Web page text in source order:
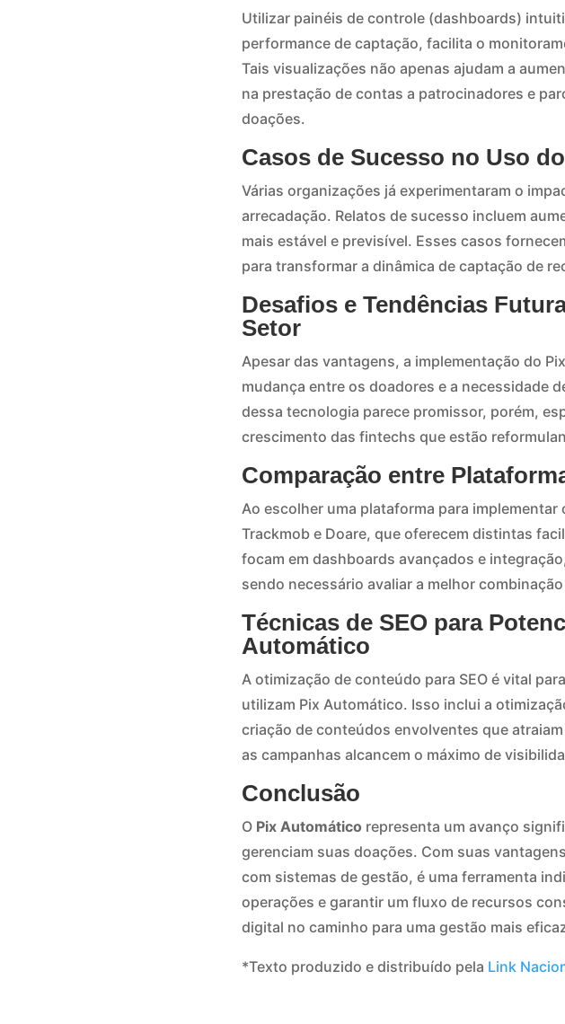
Utilizar painéis de controle (dashboards)
performance de captação, facilita o
Tais visualizações não apenas ajudam a
na prestação de contas a patrocinadores e
doações.
Casos de Sucesso no Uso
Várias organizações já experimentaram o
arrecadação. Relatos de sucesso incluem
mais estável e previsível. Esses casos
para transformar a dinâmica de captação de
Desafios e Tendências
Setor
Apesar das vantagens, a implementação do
mudança entre os doadores e a necessidade
dessa tecnologia parece promissor, porém,
crescimento das fintechs que estão
Comparação entre
Ao escolher uma plataforma para
Trackmob e Doare, que oferecem distintas
focam em dashboards avançados e
sendo necessário avaliar a melhor
Técnicas de SEO para
Automático
A otimização de conteúdo para SEO é vital
utilizam Pix Automático. Isso inclui a
criação de conteúdos envolventes que
as campanhas alcancem o máximo de
Conclusão
O Pix Automático representa um avanço
gerenciam suas doações. Com suas
com sistemas de gestão, é uma ferramenta
operações e garantir um fluxo de recursos
digital no caminho para uma gestão mais
*Texto produzido e distribuído pela Link